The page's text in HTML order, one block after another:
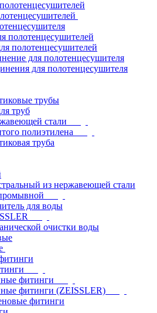
полотенцесушителей
полотенцесушителей
для полотенцесушителя
для полотенцесушителя
трубы
труб
стали
полиэтилена
труба
из нержавеющей стали
для воды
очистки воды
фитинги
фитинги (ZEISSLER)
фитинги